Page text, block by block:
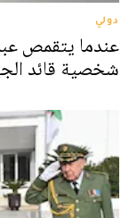
دولي
عندما يتقمص
شخصية قائد